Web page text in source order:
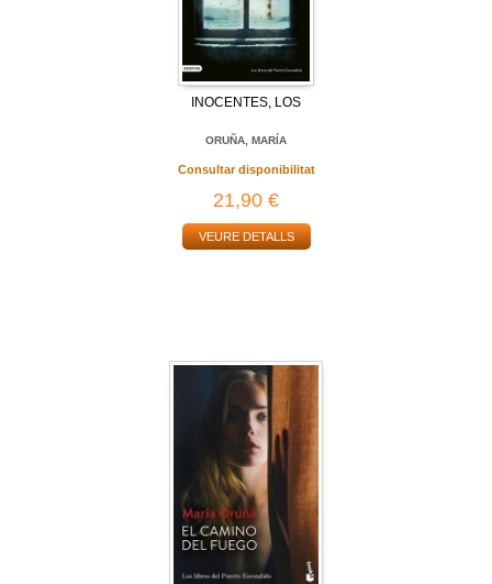
INOCENTES, LOS
ORUÑA, MARÍA
Consultar disponibilitat
21,90 €
VEURE DETALLS